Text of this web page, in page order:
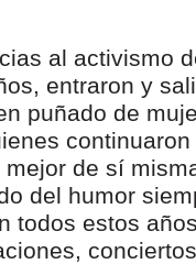
al activismo
entraron y
puñado de
de sí
del humor
todos estos